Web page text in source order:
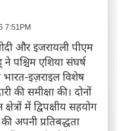
7:51PM
मोदी और इजरायली पीएम
पश्चिम एशिया संघर्ष
भारत-इज़राइल विशेष
की समीक्षा की। दोनों
में द्विपक्षीय सहयोग
अपनी प्रतिबद्धता